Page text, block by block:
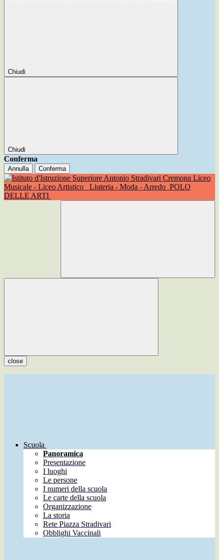
Chiudi
Chiudi
Conferma
Annulla Conferma
Liceo
Musicale - Liceo Artistico
Liuteria - Moda - Arredo POLO
DELLE ARTI
close
Scuola
Panoramica
Presentazione
I luoghi
Le persone
I numeri della scuola
Le carte della scuola
Organizzazione
La storia
Rete Piazza Stradivari
Obblighi Vaccinali